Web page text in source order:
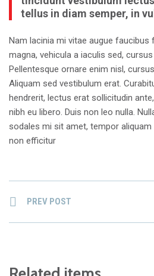
tellus in diam semper, in
Nam lacinia mi vitae augue faucibus
magna, vehicula a iaculis sed,
Pellentesque ornare enim nisl,
Aliquam sed vestibulum erat.
hendrerit, lectus erat sollicitudin
nibh eu libero. Duis non leo nulla.
sodales mi sit amet, tempor
non efficitur
PREV POST